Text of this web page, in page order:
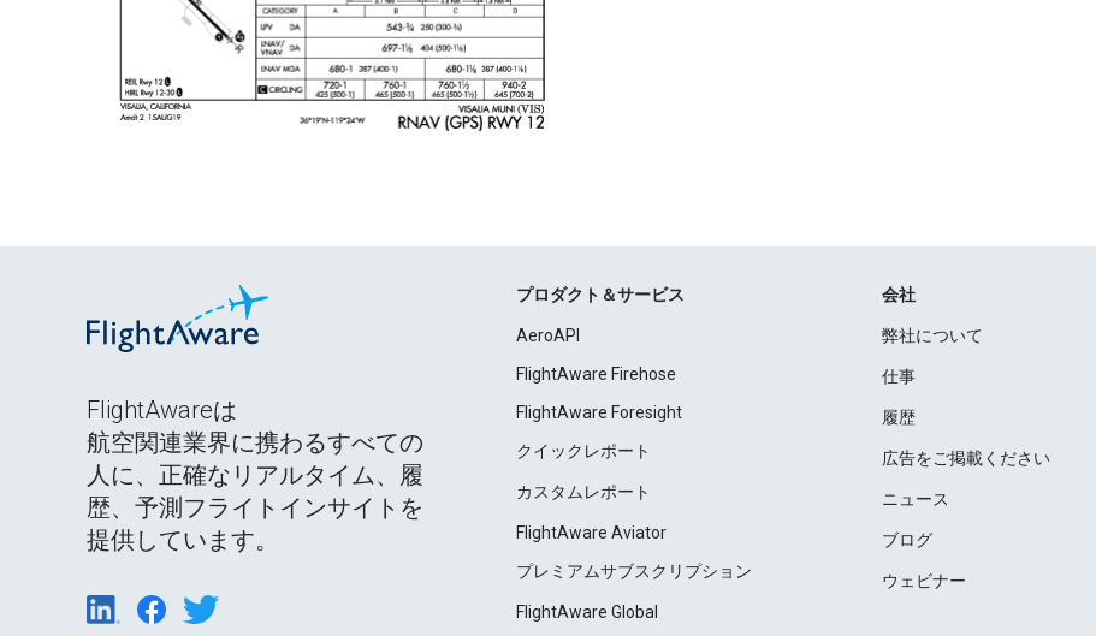
FlightAwareは
航空関連業界に携わるすべての
人に、正確なリアルタイム、履
歴、予測フライトインサイトを
提供しています。
プロダクト＆サービス
AeroAPI
FlightAware Firehose
FlightAware Foresight
クイックレポート
カスタムレポート
FlightAware Aviator
プレミアムサブスクリプション
FlightAware Global
会社
弊社について
仕事
履歴
広告をご掲載ください
ニュース
ブログ
ウェビナー